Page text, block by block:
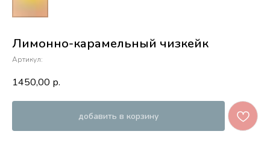
Лимонно-карамельный чизкейк
Артикул:
1450,00 р.
добавить в корзину